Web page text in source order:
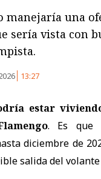
manejaría una
sería vista con
13:27
estar
. Es que
diciembre de
salida del